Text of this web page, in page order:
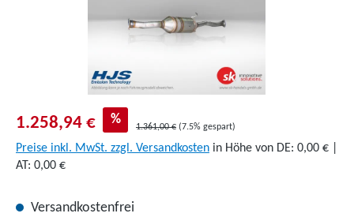
1.258,94 € % 1.361,00 € (7.5% gespart)
Preise inkl. MwSt. zzgl. Versandkosten in Höhe von DE: 0,00 € |
AT: 0,00 €
Versandkostenfrei